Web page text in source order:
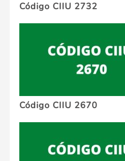
Código CIIU 2732
Código CIIU 2670